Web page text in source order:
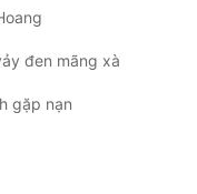
đen mãng xà
gặp nạn